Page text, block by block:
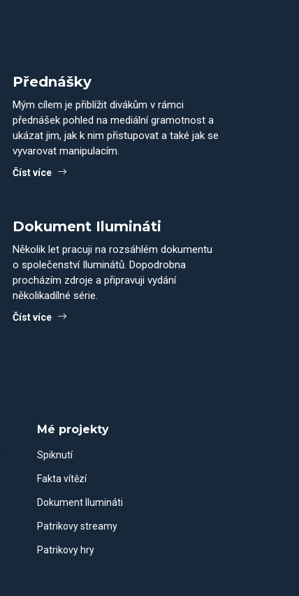
Přednášky
Mým cílem je přiblížit divákům v rámci
přednášek pohled na mediální gramotnost a
ukázat jim, jak k nim přistupovat a také jak se
vyvarovat manipulacím.
Číst více
Dokument Ilumináti
Několik let pracuji na rozsáhlém dokumentu
o společenství Iluminátů. Dopodrobna
procházím zdroje a připravuji vydání
několikadílné série.
Číst více
Mé projekty
Spiknutí
Fakta vítězí
Dokument Ilumináti
Patrikovy streamy
Patrikovy hry